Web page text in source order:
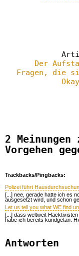
Der
Fragen, die
2
Vorgehen
Trackbacks/Pingbacks:
Polizei führt
[...] nee, gerade hatte ich es
ausgesetzt wird, und schon
Let us tell you what WE find
[...] dass weltweit
habe ich bereits kundgetan.
Antworten